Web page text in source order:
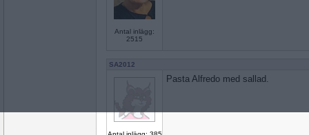
Antal inlägg:
2515
SA2012
Pasta Alfredo med sallad.